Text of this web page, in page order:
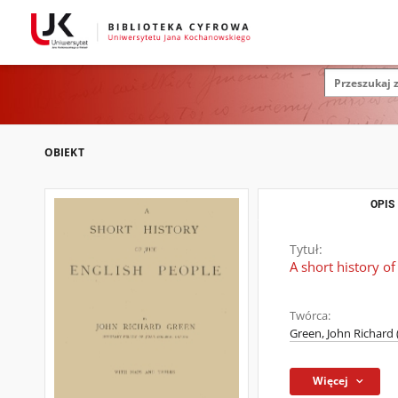
OBIEKT
OPIS
Tytuł:
A short history
Twórca:
Green, John Richard
Więcej